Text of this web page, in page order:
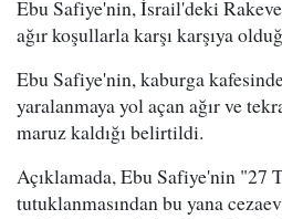
Ebu Safiye'nin, İsrail'deki
ağır koşullarla karşı karşıya
Ebu Safiye'nin, kaburga
yaralanmaya yol açan ağır ve
maruz kaldığı belirtildi.
Açıklamada, Ebu Safiye'nin "27
tutuklanmasından bu yana